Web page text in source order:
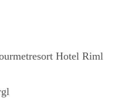
Hotel Riml